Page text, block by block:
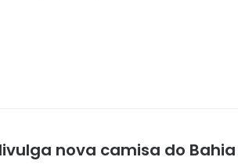
nova camisa do